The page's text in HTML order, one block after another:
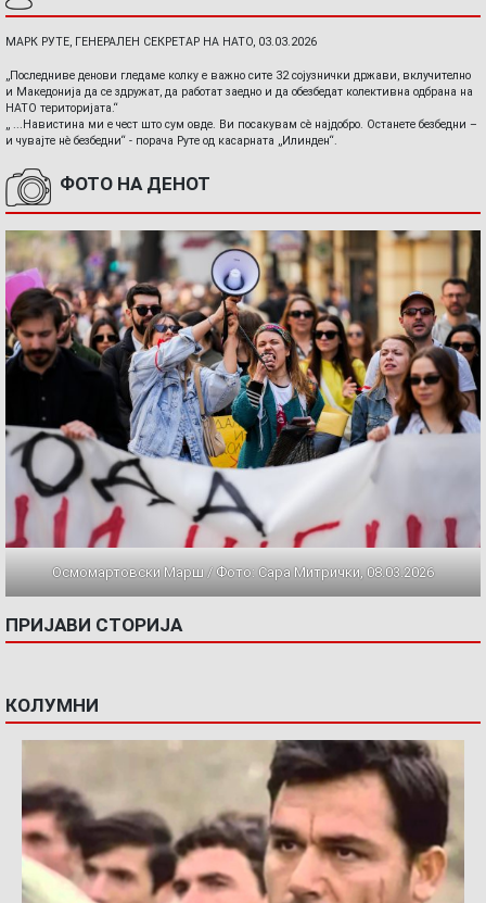
МАРК РУТЕ, ГЕНЕРАЛЕН СЕКРЕТАР НА НАТО, 03.03.2026
„Последниве денови гледаме колку е важно сите 32 сојузнички држави, вклучително
и Македонија да се здружат, да работат заедно и да обезбедат колективна одбрана на
НАТО територијата.“
„ ...Навистина ми е чест што сум овде. Ви посакувам сè најдобро. Останете безбедни –
и чувајте нè безбедни“ - порача Руте од касарната „Илинден“.
ФОТО НА ДЕНОТ
Осмомартовски Марш / Фото: Сара Митрички, 08.03.2026
ПРИЈАВИ СТОРИЈА
КОЛУМНИ